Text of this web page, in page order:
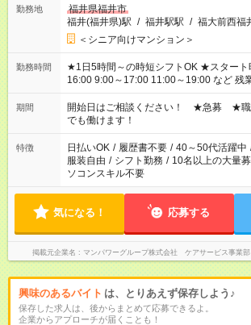
勤務地
福井県福井市
福井(福井県)駅 / 福井駅駅 / 福大前西福
＜シニア向けマンション＞
勤務時間
★1日5時間～の時短シフトOK ★スタート時間選べます！ 7:00～
16:00 9:00～17:00 11:00～19:00 など 残業なし！
場合、他のお仕事と合わせ週40時間超の
ん ※法令に基づき、週20時間以上勤務は
となります ※労働者派遣法（日雇い派遣
短時間・短期間の就業はご案内が難しい
期間
開始日はご相談ください！ ★急募 ★職
でも働けます！
特徴 日払いOK / 履歴書不要 / 40～50代活躍中
服装自由 / シフト勤務 / 10名以上の大量
ソコンスキル不要
気になる！ 応募する
掲載元企業名 マンパワーグループ株式会社 ケアサービス事業
興味のあるバイト は、とりあえず保存しよう♪
保存した求人は、後からまとめて応募できるよ。
企業からアプローチが届くことも！